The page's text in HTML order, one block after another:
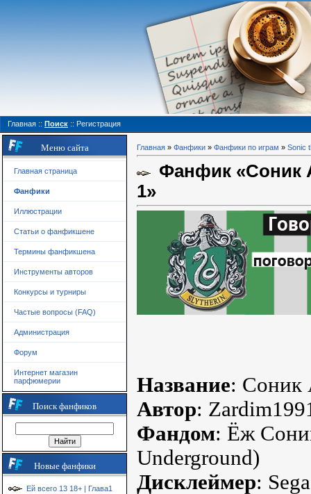
Главная :: Поиск :: Регистрация
Меню сайта
Главная страница
Фанфики
Иллюстрации
Статьи о фанфикшене
Термины фанфикшена
Инструменты авторов
Конкурсы и турниры
Частые вопросы (FAQ)
Администрация
Форум
Интернет магазин
парфюмерии
Поиск фанфиков
Новые фанфики
Ей всего 13 18+ | Глава1
Главная » Фанфики » Фанфики по играм » Sonic
Фанфик «Соник
1»
Название: Соник
Автор:
Фандом: Ёж
Underground)
Дисклеймер: